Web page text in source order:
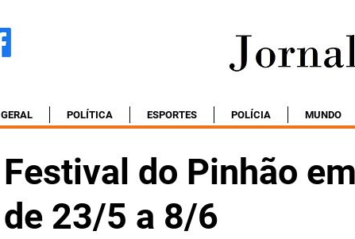
GERAL POLÍTICA ESPORTES POLÍCIA MUNDO
Festival do Pinhão
de 23/5 a 8/6